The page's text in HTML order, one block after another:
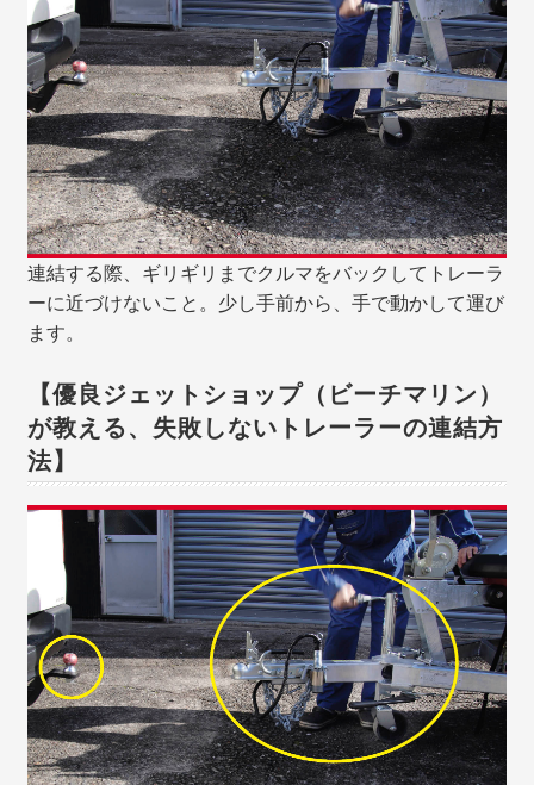
連結する際、ギリギリまでクルマをバックしてトレーラ
ーに近づけないこと。少し手前から、手で動かして運び
ます。
【優良ジェットショップ（ビーチマリン）
が教える、失敗しないトレーラーの連結方
法】